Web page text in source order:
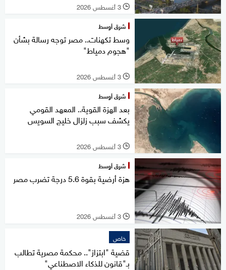
l 3 أغسطس 2026
شرق أوسط
وسط تكهنات.. مصر توجه رسالة بشأن
"هجوم دمياط"
l 3 أغسطس 2026
شرق أوسط
بعد الهزة القوية.. المعهد القومي
يكشف سبب زلزال خليج السويس
l 3 أغسطس 2026
شرق أوسط
هزة أرضية بقوة 5.6 درجة تضرب مصر
l 3 أغسطس 2026
خاص
قضية "ابتزاز".. محكمة مصرية تطالب
بـ"قانون للذكاء الاصطناعي"